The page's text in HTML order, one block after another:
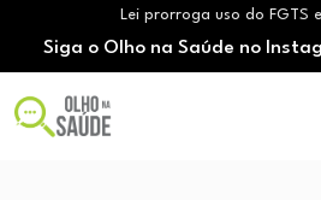
Lei prorroga uso do FGTS
Brasil registra alta taxa de
O Monte Tabor entrega
Aleitamento materno: Salvador
Medicamento incorporado ao
Siga o Olho na Saúde no